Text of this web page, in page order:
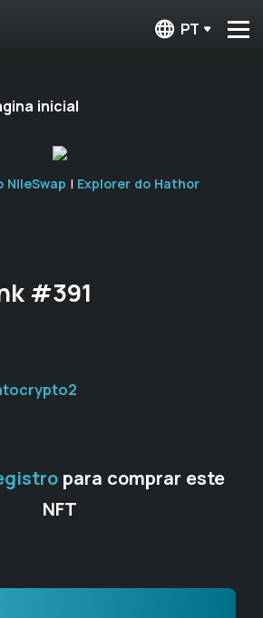
PT
inicial
NileSwap | Explorer do Hathor
#391
para comprar este
NFT